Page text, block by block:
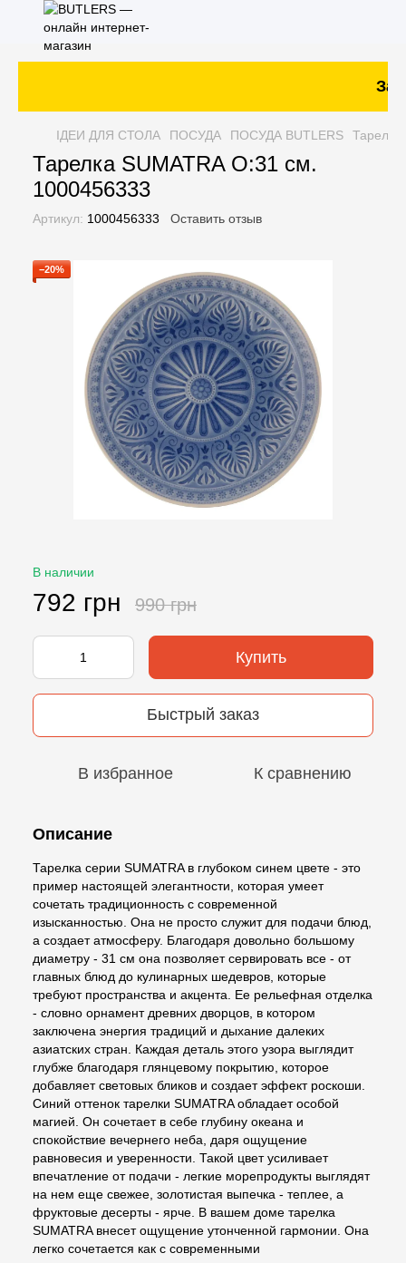
ІДЕИ ДЛЯ СТОЛА ПОСУДА ПОСУДА BUTLERS Тарелка
Тарелка SUMATRA O:31 см.
1000456333
Артикул: 1000456333 Оставить отзыв
−20%
В наличии
792 грн 990 грн
Купить
Быстрый заказ
В избранное К сравнению
Описание
Тарелка серии SUMATRA в глубоком синем цвете - это
пример настоящей элегантности, которая умеет
сочетать традиционность с современной
изысканностью. Она не просто служит для подачи блюд,
а создает атмосферу. Благодаря довольно большому
диаметру - 31 см она позволяет сервировать все - от
главных блюд до кулинарных шедевров, которые
требуют пространства и акцента. Ее рельефная отделка
- словно орнамент древних дворцов, в котором
заключена энергия традиций и дыхание далеких
азиатских стран. Каждая деталь этого узора выглядит
глубже благодаря глянцевому покрытию, которое
добавляет световых бликов и создает эффект роскоши.
Синий оттенок тарелки SUMATRA обладает особой
магией. Он сочетает в себе глубину океана и
спокойствие вечернего неба, даря ощущение
равновесия и уверенности. Такой цвет усиливает
впечатление от подачи - легкие морепродукты выглядят
на нем еще свежее, золотистая выпечка - теплее, а
фруктовые десерты - ярче. В вашем доме тарелка
SUMATRA внесет ощущение утонченной гармонии. Она
легко сочетается как с современными